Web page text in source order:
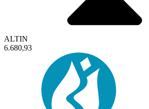
ALTIN
6.680,93